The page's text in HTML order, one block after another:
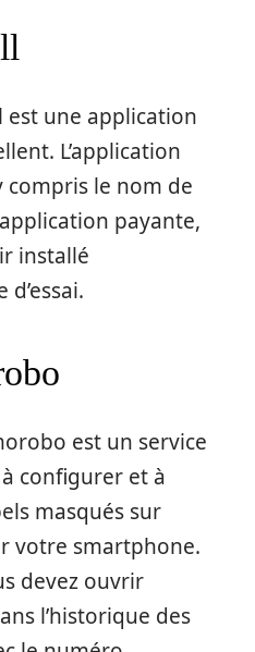
est une application
L’application
compris le nom de
payante,
installé
est un service
configurer et à
masqués sur
votre smartphone.
devez ouvrir
l’historique des